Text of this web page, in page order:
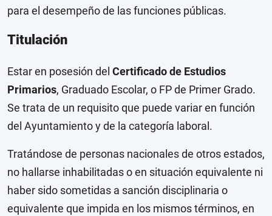
para el desempeño de las funciones públicas.
Titulación
Estar en posesión del Certificado de Estudios
Primarios, Graduado Escolar, o FP de Primer Grado.
Se trata de un requisito que puede variar en función
del Ayuntamiento y de la categoría laboral.
Tratándose de personas nacionales de otros estados,
no hallarse inhabilitadas o en situación equivalente ni
haber sido sometidas a sanción disciplinaria o
equivalente que impida en los mismos términos, en